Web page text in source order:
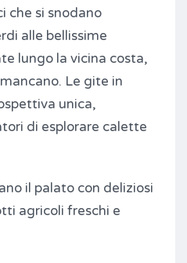
che si snodano
alle bellissime
lungo la vicina costa,
Le gite in
unica,
di esplorare calette
il palato con deliziosi
agricoli freschi e